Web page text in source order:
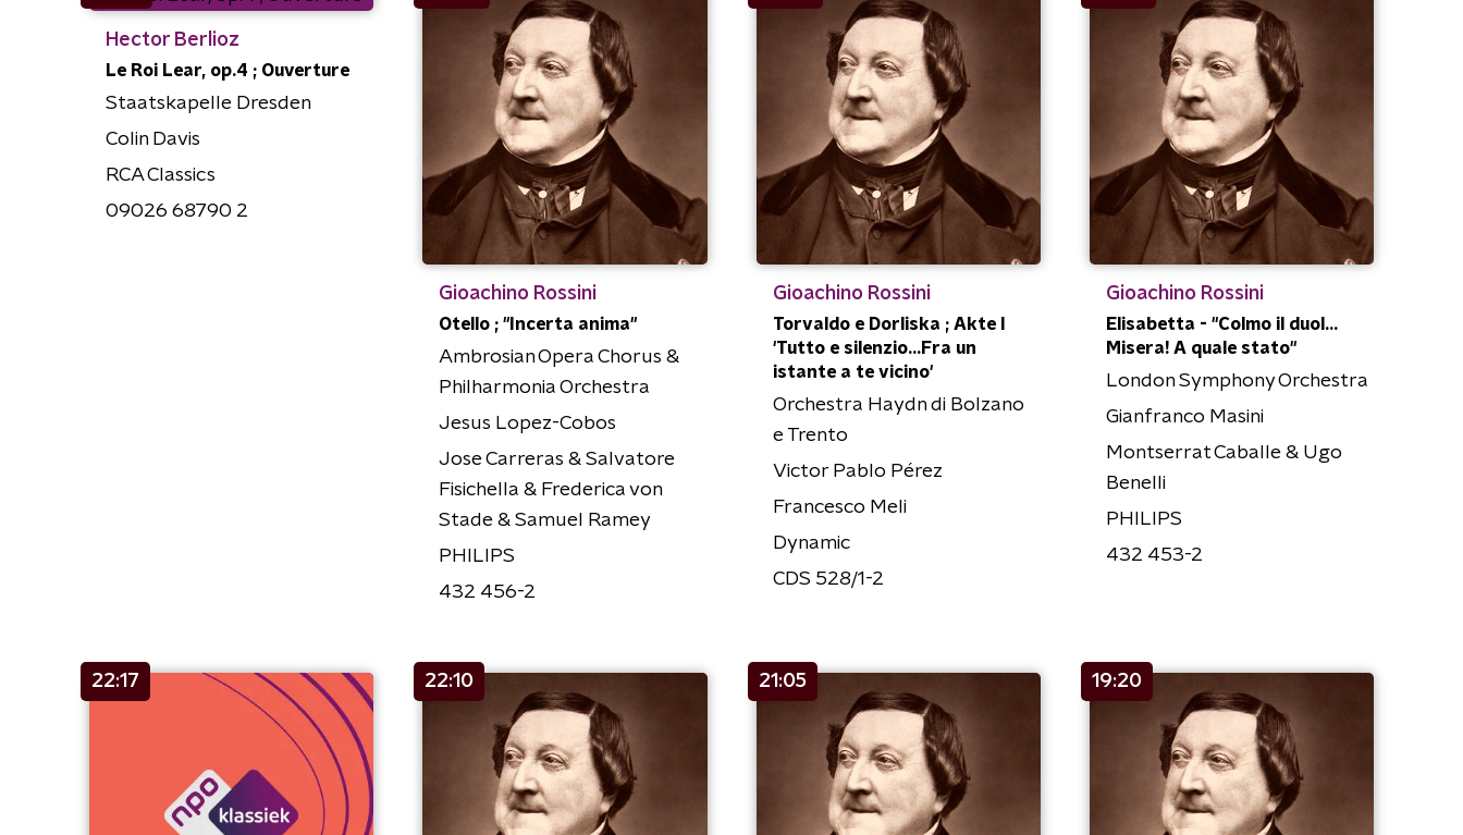
Hector Berlioz
Le Roi Lear, op.4 ; Ouverture
Staatskapelle Dresden
Colin Davis
RCA Classics
09026 68790 2
Gioachino Rossini
Otello ; "Incerta anima"
Ambrosian Opera Chorus &
Philharmonia Orchestra
Jesus Lopez-Cobos
Jose Carreras & Salvatore
Fisichella & Frederica von
Stade & Samuel Ramey
PHILIPS
432 456-2
Gioachino Rossini
Torvaldo e Dorliska ; Akte I
'Tutto e silenzio...Fra un
istante a te vicino'
Orchestra Haydn di Bolzano
e Trento
Victor Pablo Pérez
Francesco Meli
Dynamic
CDS 528/1-2
Gioachino Rossini
Elisabetta - "Colmo il duol…
Misera! A quale stato"
London Symphony Orchestra
Gianfranco Masini
Montserrat Caballe & Ugo
Benelli
PHILIPS
432 453-2
22:17 22:10 21:05 19:20